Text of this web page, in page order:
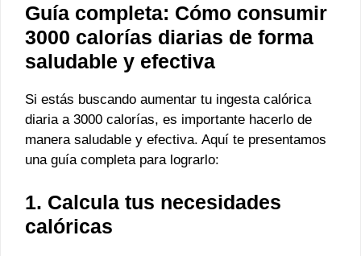
Guía completa: Cómo consumir
3000 calorías diarias de forma
saludable y efectiva
Si estás buscando aumentar tu ingesta calórica
diaria a 3000 calorías, es importante hacerlo de
manera saludable y efectiva. Aquí te presentamos
una guía completa para lograrlo:
1. Calcula tus necesidades
calóricas